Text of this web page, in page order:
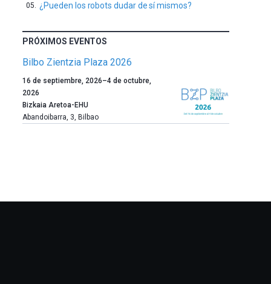
¿Pueden los robots dudar de sí mismos?
PRÓXIMOS EVENTOS
Bilbo Zientzia Plaza 2026
Un
año
más,
Bilbao
la
16 de septiembre, 2026–4 de octubre,
2026
Bizkaia Aretoa-EHU
Abandoibarra, 3, Bilbao